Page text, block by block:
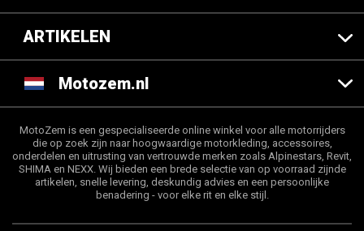
ARTIKELEN
Motozem.nl
MotoZem is een gespecialiseerde online winkel voor alle motorrijders
die op zoek zijn naar hoogwaardige motorkleding, accessoires,
onderdelen en uitrusting van vertrouwde merken zoals Alpinestars, Revit,
SHIMA en NEXX. Wij bieden een brede selectie van op voorraad zijnde
artikelen, snelle levering, deskundig advies en een persoonlijke
benadering - voor elke rit en elke stijl.